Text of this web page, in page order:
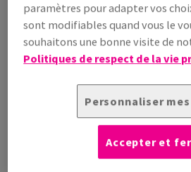
−
Outil de
ADDITIONNELLE
paramètres pour adapter vos
sont modifiables quand vous le
souhaitons une bonne visite de
Politiques de respect de la vie
Personnaliser
Accepter et